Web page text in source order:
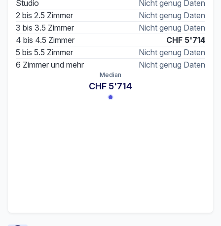
Studio
Nicht genug Daten
2 bis 2.5 Zimmer
Nicht genug Daten
3 bis 3.5 Zimmer
Nicht genug Daten
4 bis 4.5 Zimmer
CHF 5'714
5 bis 5.5 Zimmer
Nicht genug Daten
6 Zimmer und mehr
Nicht genug Daten
Median
CHF 5'714